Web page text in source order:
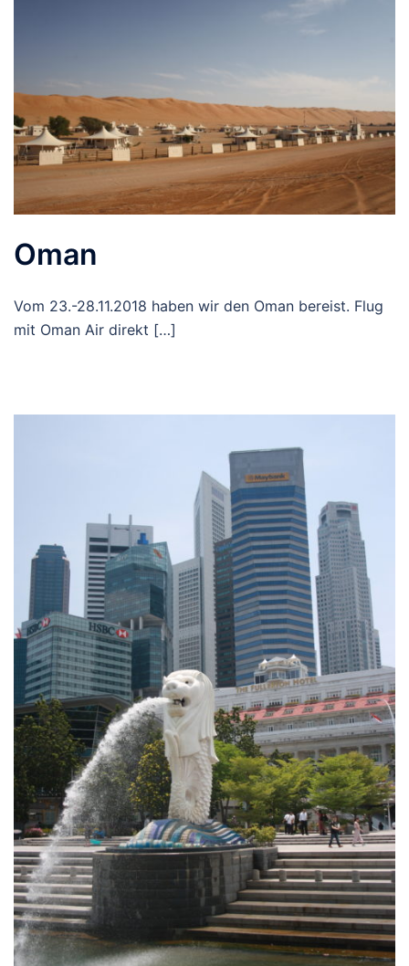
Oman
Vom 23.-28.11.2018 haben wir den Oman bereist. Flug
mit Oman Air direkt […]